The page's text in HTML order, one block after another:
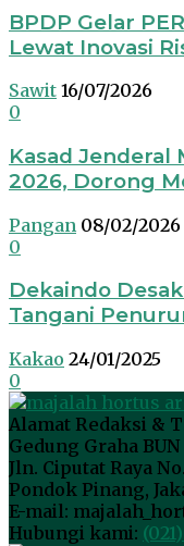
BPDP Gelar
Lewat Inovasi
Sawit 16/07/2026
0
Kasad Jenderal
2026, Dorong
Pangan 08/02/2026
0
Dekaindo
Tangani
Kakao 24/01/2025
0
Alamat Redaksi &
Gedung Graha BUN
Jln. Ciputat Raya
Pondok Pinang,
E-mail:
Hubungi kami: